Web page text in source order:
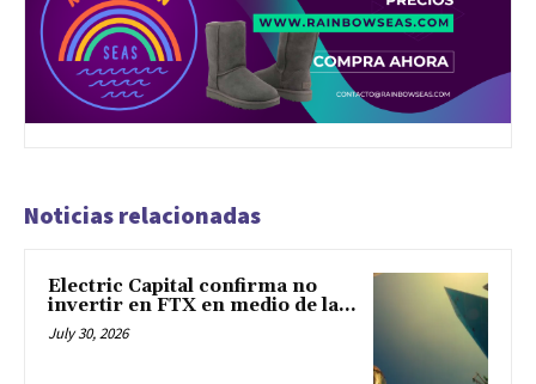
Noticias relacionadas
Electric Capital confirma no
invertir en FTX en medio de la...
July 30, 2026